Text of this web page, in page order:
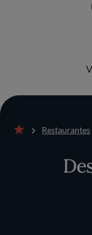
Restaurantes